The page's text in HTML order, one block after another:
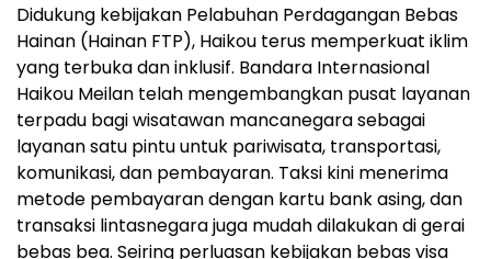
Didukung kebijakan Pelabuhan Perdagangan Bebas
Hainan (Hainan FTP), Haikou terus memperkuat iklim
yang terbuka dan inklusif. Bandara Internasional
Haikou Meilan telah mengembangkan pusat layanan
terpadu bagi wisatawan mancanegara sebagai
layanan satu pintu untuk pariwisata, transportasi,
komunikasi, dan pembayaran. Taksi kini menerima
metode pembayaran dengan kartu bank asing, dan
transaksi lintasnegara juga mudah dilakukan di gerai
bebas bea. Seiring perluasan kebijakan bebas visa